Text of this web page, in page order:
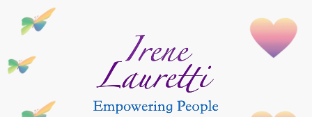
Inhalt